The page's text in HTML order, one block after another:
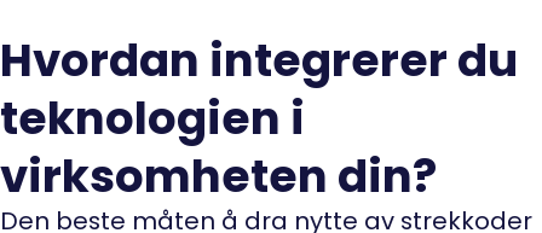
Hvordan integrerer du
teknologien i
virksomheten din?
Den beste måten å dra nytte av strekkoder